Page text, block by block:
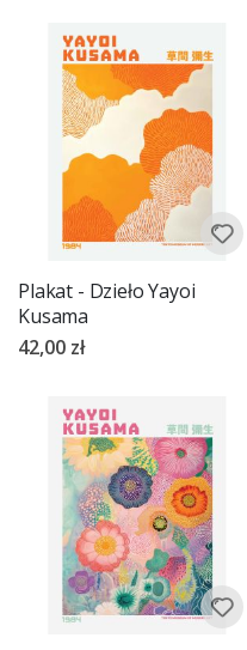
Plakat - Dzieło Yayoi
Kusama
42,00 zł